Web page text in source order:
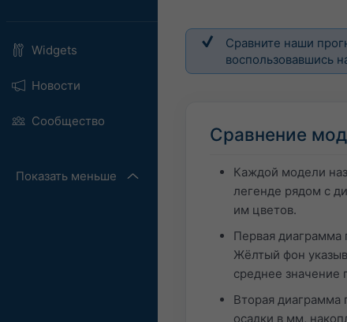
Widgets
Новости
Сообщество
Показать меньше
Сравните наши
воспользовавшись
Сравнение
Каждой модели
легенде рядом с
им цветов.
Первая диаграмма
Жёлтый фон
среднее значение
Вторая диаграмма
осадки в мм,